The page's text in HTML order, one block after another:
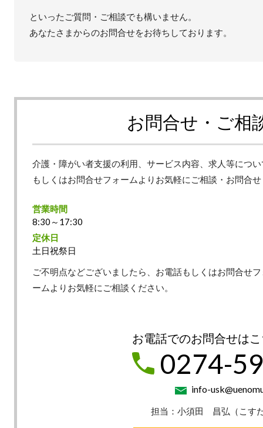
といったご質問・ご相談でも構いません。
あなたさまからのお問合せをお待ちしております。
お問合せ・ご相
介護・障がい者支援の利用、サービス内容、求人等につ
もしくはお問合せフォームよりお気軽にご相談・お問合
営業時間
8:30～17:30
定休日
土日祝祭日
ご不明点などございましたら、お電話もしくはお問合せ
ームよりお気軽にご相談ください。
お電話でのお問合せは
0274-
info-
担当：小須田 昌弘（こす